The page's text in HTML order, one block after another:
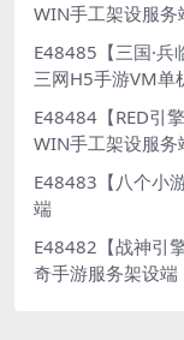
WIN手工架设服务
E48485【三国·兵
三网H5手游VM单
E48484【RED引
WIN手工架设服务
E48483【八个小
端
E48482【战神引
奇手游服务架设端